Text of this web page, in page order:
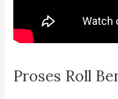
Proses Roll